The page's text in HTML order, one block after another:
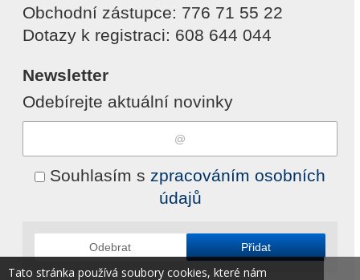
Obchodní zástupce: 776 71 55 22
Dotazy k registraci: 608 644 044
Newsletter
Odebírejte aktuální novinky
Souhlasím s zpracováním osobních
údajů
Odebrat Přidat
Tato stránka používá soubory cookies, které nám